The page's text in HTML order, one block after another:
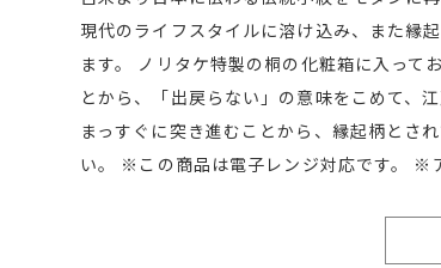
現代のライフスタイルに溶け込み、また縁
ます。 ノリタケ特製の桐の化粧箱に入って
とから、「出戻らない」の意味をこめて、
まっすぐに突き進むことから、縁起柄とさ
い。 ※この商品は電子レンジ対応です。 ※